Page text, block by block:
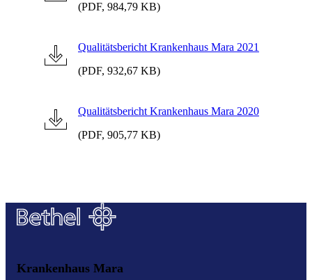
(PDF, 984,79 KB)
Qualitätsbericht Krankenhaus Mara 2021
(PDF, 932,67 KB)
Qualitätsbericht Krankenhaus Mara 2020
(PDF, 905,77 KB)
Krankenhaus Mara